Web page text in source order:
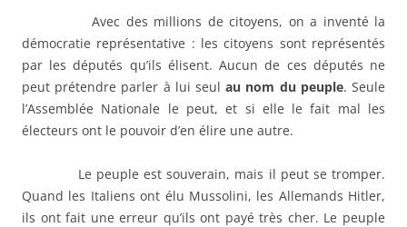
Avec des millions de citoyens, on a inventé la
démocratie représentative : les citoyens sont représentés
par les députés qu’ils élisent. Aucun de ces députés ne
peut prétendre parler à lui seulau nom du peuple. Seule
l’Assemblée Nationale le peut, et si elle le fait mal les
électeurs ont le pouvoir d’en élire une autre.
Le peuple est souverain, mais il peut se tromper.
Quand les Italiens ont élu Mussolini, les Allemands Hitler,
ils ont fait une erreur qu’ils ont payé très cher. Le peuple